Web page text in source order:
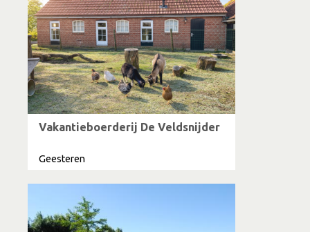
Vakantieboerderij De Veldsnijder
Geesteren